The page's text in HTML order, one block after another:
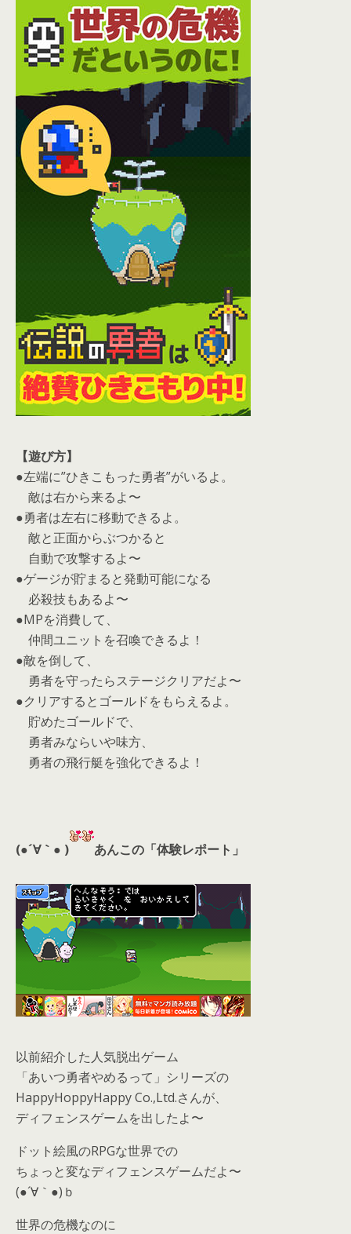
【遊び方】
●左端に”ひきこもった勇者”がいるよ。
敵は右から来るよ〜
●勇者は左右に移動できるよ。
敵と正面からぶつかると
自動で攻撃するよ〜
●ゲージが貯まると発動可能になる
必殺技もあるよ〜
●MPを消費して、
仲間ユニットを召喚できるよ！
●敵を倒して、
勇者を守ったらステージクリアだよ〜
●クリアするとゴールドをもらえるよ。
貯めたゴールドで、
勇者みならいや味方、
勇者の飛行艇を強化できるよ！
(●´∀｀● ) あんこの「体験レポート」
以前紹介した人気脱出ゲーム
「あいつ勇者やめるって」シリーズの
HappyHoppyHappy Co.,Ltd.さんが、
ディフェンスゲームを出したよ〜
ドット絵風のRPGな世界での
ちょっと変なディフェンスゲームだよ〜
(●´∀｀●)ｂ
世界の危機なのに